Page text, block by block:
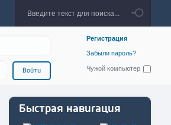
Войти
Регистрация
Забыли пароль?
Чужой компьютер
Быстрая навигация